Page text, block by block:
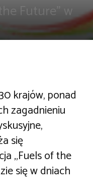
Future” w
krajów, ponad
zagadnieniu
się
„Fuels of the
się w dniach